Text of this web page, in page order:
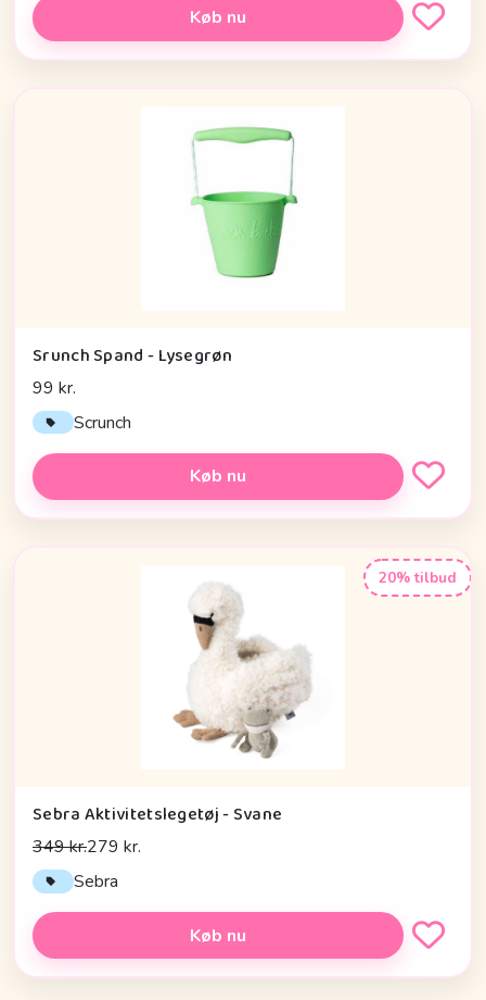
Køb nu
Srunch Spand - Lysegrøn
99 kr.
Scrunch
Køb nu
20% tilbud
Sebra Aktivitetslegetøj - Svane
349 kr.279 kr.
Sebra
Køb nu